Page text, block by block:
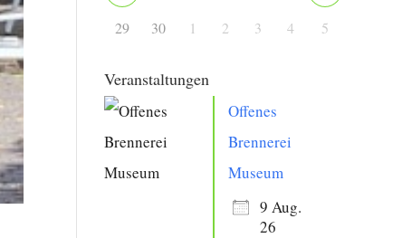
29
30 1 2 3 4 5
Veranstaltungen
Offenes
Brennerei
Museum
9 Aug.
26